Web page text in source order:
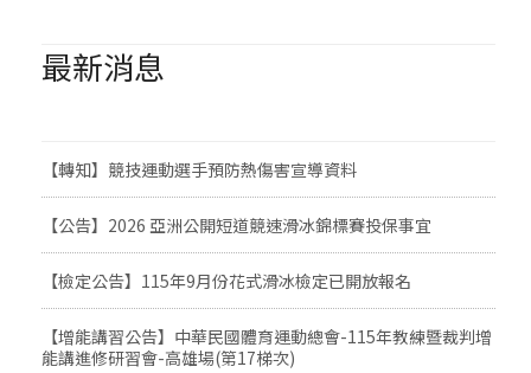
最新消息
【轉知】競技運動選手預防熱傷害宣導資料
【公告】2026 亞洲公開短道競速滑冰錦標賽投保事宜
【檢定公告】115年9月份花式滑冰檢定已開放報名
【增能講習公告】中華民國體育運動總會-115年教練暨裁判增
能講進修研習會-高雄場(第17梯次)